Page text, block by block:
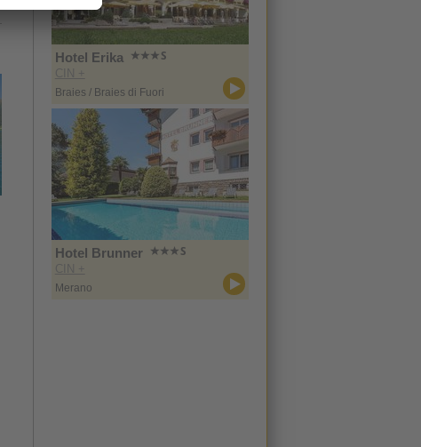
Hotel Erika
CIN +
Braies / Braies di Fuori
Hotel Brunner
CIN +
Merano